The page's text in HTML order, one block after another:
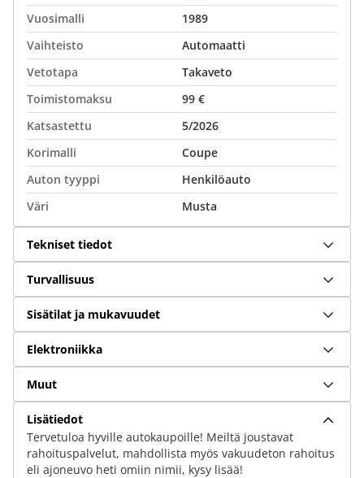
Vuosimalli
1989
Vaihteisto
Automaatti
Vetotapa
Takaveto
Toimistomaksu
99 €
Katsastettu
5/2026
Korimalli
Coupe
Auton tyyppi
Henkilöauto
Väri
Musta
Tekniset tiedot
Turvallisuus
Sisätilat ja mukavuudet
Elektroniikka
Muut
Lisätiedot
Tervetuloa hyville autokaupoille! Meiltä joustavat
rahoituspalvelut, mahdollista myös vakuudeton rahoitus
eli ajoneuvo heti omiin nimii, kysy lisää!